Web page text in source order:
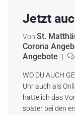
Jetzt
Von St.
Corona
Angebote
|
WO DU AUCH
Uhr auch als
hatte ich das
später bei den